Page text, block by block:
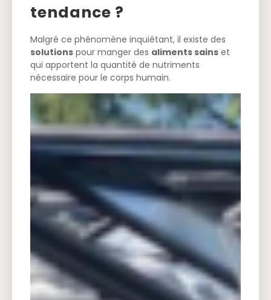
tendance ?
Malgré ce phénomène inquiétant, il existe des
solutions pour manger des aliments sains et
qui apportent la quantité de nutriments
nécessaire pour le corps humain.